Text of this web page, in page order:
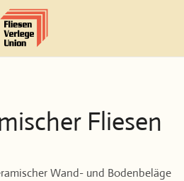
Fliesen
Wand- und Bodenbeläge